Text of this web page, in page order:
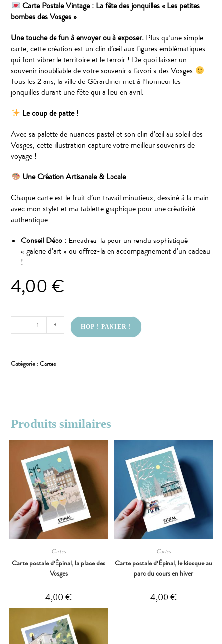
Carte Postale Vintage : La fête des jonquilles « Les petites
bombes des Vosges »
Une touche de fun à envoyer ou à exposer. Plus qu’une simple
carte, cette création est un clin d’œil aux figures emblématiques
qui font vibrer le territoire et le terroir ! De quoi laisser un
souvenir inoubliable de votre souvenir « favori » des Vosges
Tous les 2 ans, la ville de Gérardmer met à l’honneur les
jonquilles durant une fête qui a lieu en avril.
Le coup de patte !
Avec sa palette de nuances pastel et son clin d’œil au soleil des
Vosges, cette illustration capture votre meilleur souvenirs de
voyage !
Une Création Artisanale & Locale
Chaque carte est le fruit d’un travail minutieux, dessiné à la main
avec mon stylet et ma tablette graphique pour une créativité
authentique.
Conseil Déco : Encadrez-la pour un rendu sophistiqué
« galerie d’art » ou offrez-la en accompagnement d’un cadeau
!
4,00€
- + HOP ! PANIER !
Catégorie :Cartes
Produits similaires
Cartes
Carte postale d’Épinal, la place des
Vosges
4,00€
Cartes
Carte postale d’Épinal, le kiosque au
parc du cours en hiver
4,00€